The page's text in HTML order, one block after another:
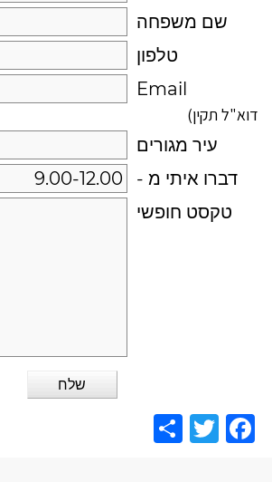
שם משפחה
טלפון
Email
דוא"ל תקין)
עיר מגורים
דברו איתי מ -
טקסט חופשי
Facebook
Twitter